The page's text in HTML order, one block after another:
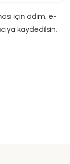
için adım, e-
kaydedilsin.